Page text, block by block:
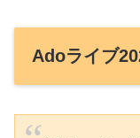
Adoライブ